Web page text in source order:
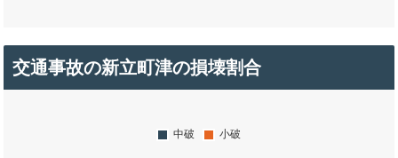
交通事故の新立町津の損壊割合